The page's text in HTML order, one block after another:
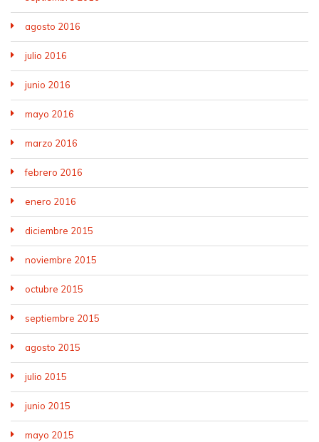
agosto 2016
julio 2016
junio 2016
mayo 2016
marzo 2016
febrero 2016
enero 2016
diciembre 2015
noviembre 2015
octubre 2015
septiembre 2015
agosto 2015
julio 2015
junio 2015
mayo 2015